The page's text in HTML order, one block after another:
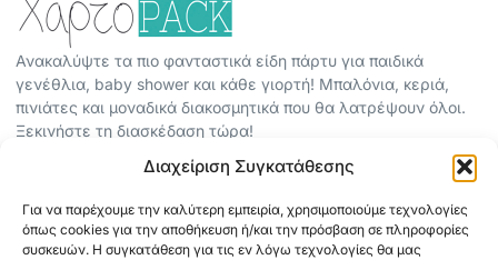
Διαχείριση Συγκατάθεσης
Για να παρέχουμε την καλύτερη εμπειρία, χρησιμοποιούμε τεχνολογίες
όπως cookies για την αποθήκευση ή/και την πρόσβαση σε πληροφορίες
συσκευών. Η συγκατάθεση για τις εν λόγω τεχνολογίες θα μας
Ανακαλύψτε τα πιο φανταστικά είδη πάρτυ για παιδικά
γενέθλια, baby shower και κάθε γιορτή! Μπαλόνια, κεριά,
πινιάτες και μοναδικά διακοσμητικά που θα λατρέψουν όλοι.
Ξεκινήστε τη διασκέδαση τώρα!
ΟΡΟΙ ΧΡΗΣΗΣ
ΠΟΛΙΤΙΚΗ ΑΠΟΡΡΗΤΟΥ